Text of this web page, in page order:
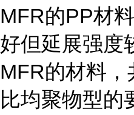
MFR的PP材
好但延展强度
MFR的材料
比均聚物型的